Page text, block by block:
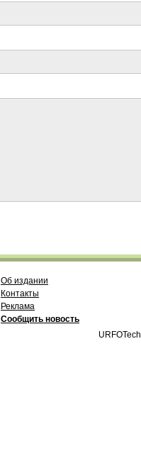
Об издании
Контакты
Реклама
Сообщить новость